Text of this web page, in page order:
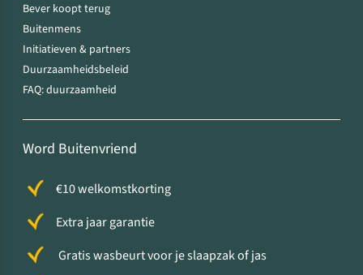
Bever koopt terug
Buitenmens
Initiatieven & partners
Duurzaamheidsbeleid
FAQ: duurzaamheid
Word Buitenvriend
€10 welkomstkorting
Extra jaar garantie
Gratis wasbeurt voor je slaapzak of jas